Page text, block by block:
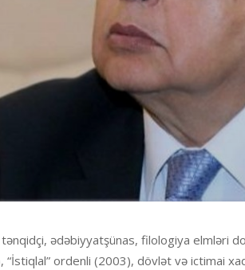
ədəbiyyatşünas, filologiya elmləri
“İstiqlal” ordenli (2003), dövlət və ictimai